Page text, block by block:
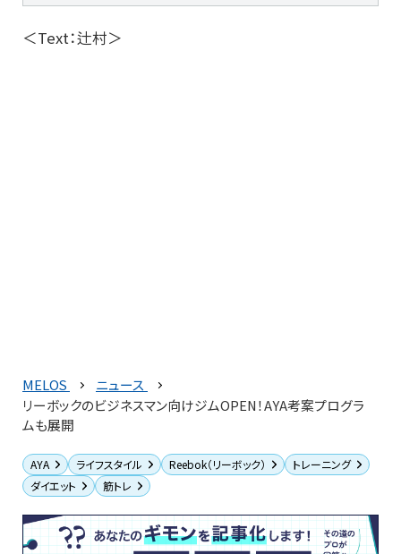
＜Text：辻村＞
MELOS
ニュース
リーボックのビジネスマン向けジムOPEN！AYA考案プログラ
ムも展開
AYA ライフスタイル Reebok（リーボック）
トレーニング
ダイエット
筋トレ